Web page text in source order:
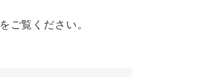
をご覧ください。